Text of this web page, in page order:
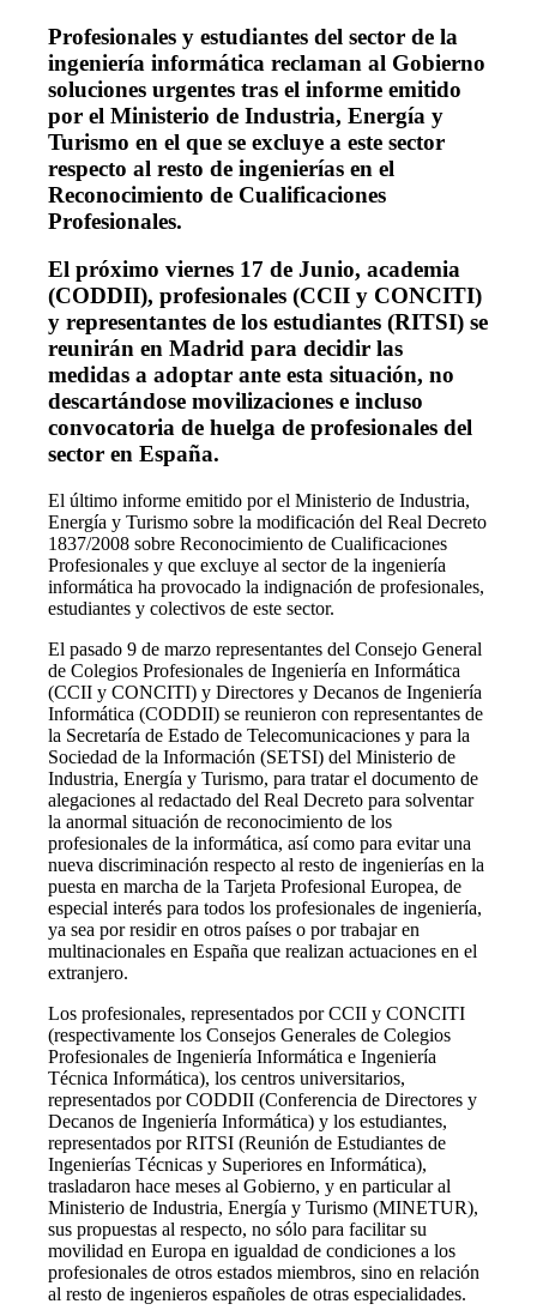
Profesionales y estudiantes del sector de la
ingeniería informática reclaman al Gobierno
soluciones urgentes tras el informe emitido
por el Ministerio de Industria, Energía y
Turismo en el que se excluye a este sector
respecto al resto de ingenierías en el
Reconocimiento de Cualificaciones
Profesionales.
El próximo viernes 17 de Junio, academia
(CODDII), profesionales (CCII y CONCITI)
y representantes de los estudiantes (RITSI) se
reunirán en Madrid para decidir las
medidas a adoptar ante esta situación, no
descartándose movilizaciones e incluso
convocatoria de huelga de profesionales del
sector en España.
El último informe emitido por el Ministerio de Industria,
Energía y Turismo sobre la modificación del Real Decreto
1837/2008 sobre Reconocimiento de Cualificaciones
Profesionales y que excluye al sector de la ingeniería
informática ha provocado la indignación de profesionales,
estudiantes y colectivos de este sector.
El pasado 9 de marzo representantes del Consejo General
de Colegios Profesionales de Ingeniería en Informática
(CCII y CONCITI) y Directores y Decanos de Ingeniería
Informática (CODDII) se reunieron con representantes de
la Secretaría de Estado de Telecomunicaciones y para la
Sociedad de la Información (SETSI) del Ministerio de
Industria, Energía y Turismo, para tratar el documento de
alegaciones al redactado del Real Decreto para solventar
la anormal situación de reconocimiento de los
profesionales de la informática, así como para evitar una
nueva discriminación respecto al resto de ingenierías en la
puesta en marcha de la Tarjeta Profesional Europea, de
especial interés para todos los profesionales de ingeniería,
ya sea por residir en otros países o por trabajar en
multinacionales en España que realizan actuaciones en el
extranjero.
Los profesionales, representados por CCII y CONCITI
(respectivamente los Consejos Generales de Colegios
Profesionales de Ingeniería Informática e Ingeniería
Técnica Informática), los centros universitarios,
representados por CODDII (Conferencia de Directores y
Decanos de Ingeniería Informática) y los estudiantes,
representados por RITSI (Reunión de Estudiantes de
Ingenierías Técnicas y Superiores en Informática),
trasladaron hace meses al Gobierno, y en particular al
Ministerio de Industria, Energía y Turismo (MINETUR),
sus propuestas al respecto, no sólo para facilitar su
movilidad en Europa en igualdad de condiciones a los
profesionales de otros estados miembros, sino en relación
al resto de ingenieros españoles de otras especialidades.